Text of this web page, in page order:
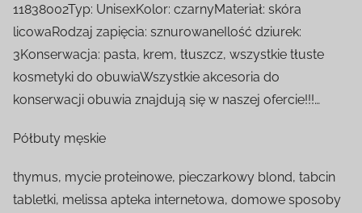
11838002Typ: UnisexKolor: czarnyMateriał: skóra
licowaRodzaj zapięcia: sznurowaneIlość dziurek:
3Konserwacja: pasta, krem, tłuszcz, wszystkie tłuste
kosmetyki do obuwiaWszystkie akcesoria do
konserwacji obuwia znajdują się w naszej ofercie!!!…
Półbuty męskie
thymus, mycie proteinowe, pieczarkowy blond, tabcin
tabletki, melissa apteka internetowa, domowe sposoby